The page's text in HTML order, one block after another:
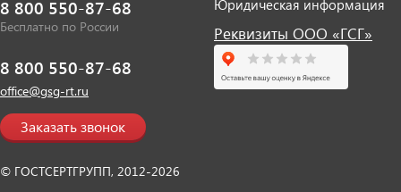
8 800 550-87-68
Бесплатно по России
8 800 550-87-68
office@gsg-rt.ru
Заказать звонок
© ГОСТСЕРТГРУПП, 2012-2026
Юридическая информация
Реквизиты ООО «ГСГ»